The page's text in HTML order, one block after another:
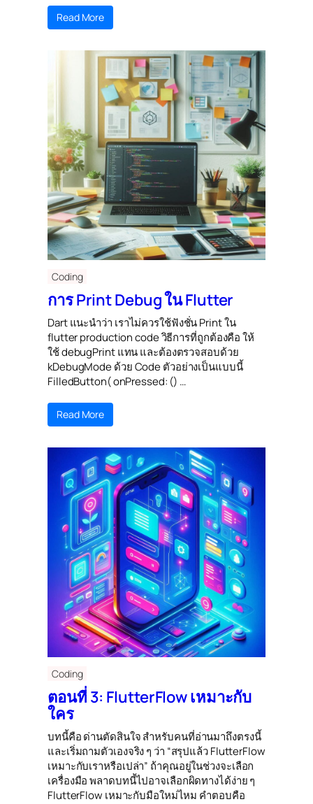
Read More
Coding
การ Print Debug ใน Flutter
Dart แนะนำว่า เราไม่ควรใช้ฟังชั่น Print ใน
flutter production code วิธีการที่ถูกต้องคือ ให้
ใช้ debugPrint แทน และต้องตรวจสอบด้วย
kDebugMode ด้วย Code ตัวอย่างเป็นแบบนี้
FilledButton( onPressed: () …
Read More
Coding
ตอนที่ 3: FlutterFlow เหมาะกับ
ใคร
บทนี้คือ ด่านตัดสินใจ สำหรับคนที่อ่านมาถึงตรงนี้
และเริ่มถามตัวเองจริง ๆ ว่า “สรุปแล้ว FlutterFlow
เหมาะกับเราหรือเปล่า” ถ้าคุณอยู่ในช่วงจะเลือก
เครื่องมือ พลาดบทนี้ไปอาจเลือกผิดทางได้ง่าย ๆ
FlutterFlow เหมาะกับมือใหม่ไหม คำตอบคือ